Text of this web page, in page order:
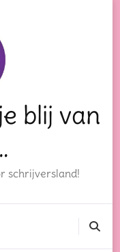
blij van
schrijversland!